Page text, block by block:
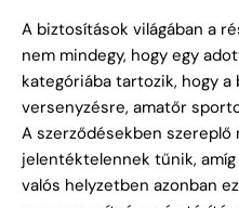
A biztosítások világában a
nem mindegy, hogy egy
kategóriába tartozik, hogy
versenyzésre, amatőr
A szerződésekben szereplő
jelentéktelennek tűnik,
valós helyzetben azonban